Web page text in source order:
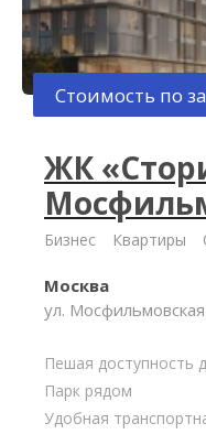
Стоимость по
ЖК
Бизнес Квартиры
Москва
ул. Мосфильмовская
Пешая доступность
Парк рядом
Удобная